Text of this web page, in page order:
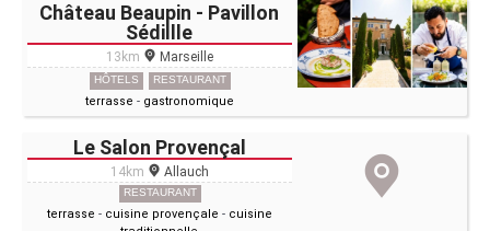
Château Beaupin - Pavillon
Sédillle
13km Marseille
HÔTELS RESTAURANT
terrasse - gastronomique
Le Salon Provençal
14km Allauch
RESTAURANT
terrasse - cuisine provençale - cuisine